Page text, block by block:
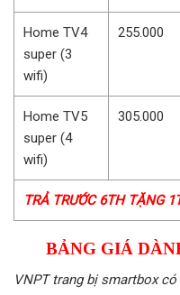
Home TV4
super (3
wifi)
255.000
Home TV5
super (4
wifi)
305.000
TRẢ TRƯỚC 6TH TẶNG
BẢNG GIÁ
VNPT trang bị smartbox